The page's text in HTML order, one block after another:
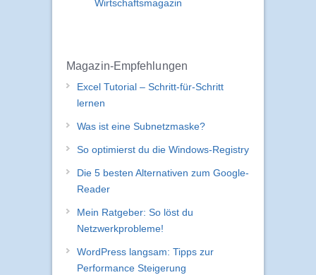
Wirtschaftsmagazin
Magazin-Empfehlungen
Excel Tutorial – Schritt-für-Schritt
lernen
Was ist eine Subnetzmaske?
So optimierst du die Windows-Registry
Die 5 besten Alternativen zum Google-
Reader
Mein Ratgeber: So löst du
Netzwerkprobleme!
WordPress langsam: Tipps zur
Performance Steigerung